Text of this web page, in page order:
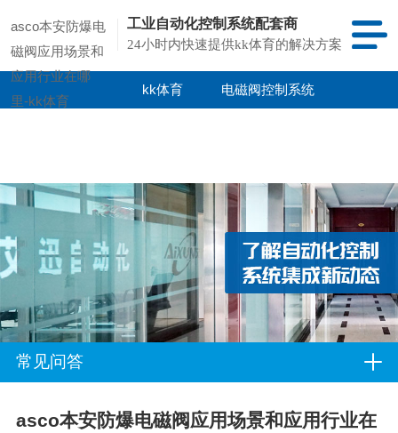
asco本安防爆电
磁阀应用场景和
应用行业在哪
里-kk体育
工业自动化控制系统配套商
24小时内快速提供kk体育的解决方案
kk体育 电磁阀控制系统
常见问答
asco本安防爆电磁阀应用场景和应用行业在